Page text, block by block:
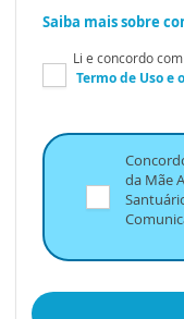
Saiba mais sobre
Li e concordo
Termo de Usoe o
da Mãe